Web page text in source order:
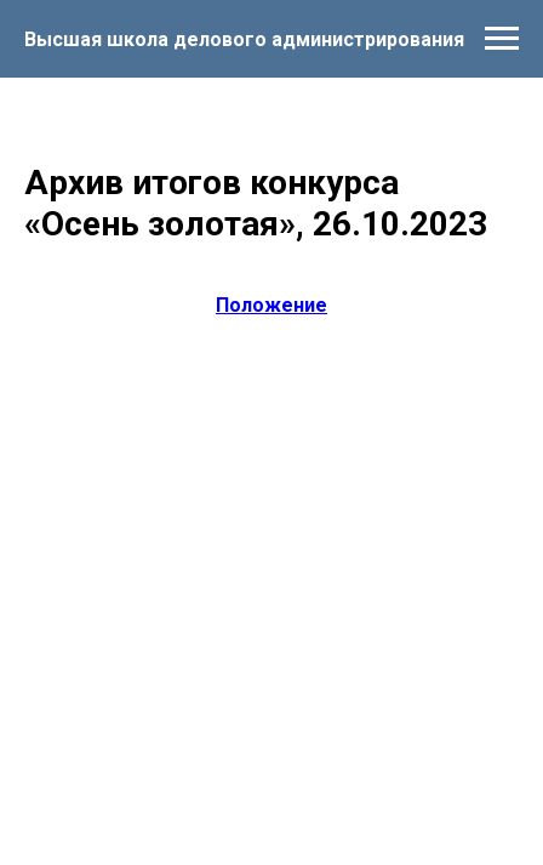
Высшая школа делового администрирования
Архив итогов конкурса
«Осень золотая», 26.10.2023
Положение